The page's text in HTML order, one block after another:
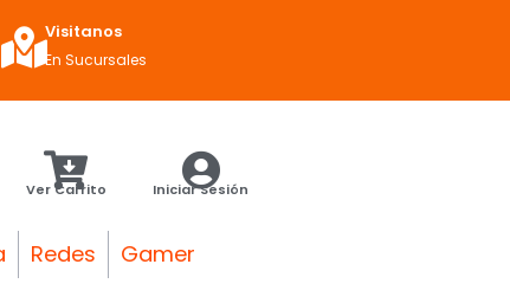
Visitanos
En Sucursales
Ver Carrito Iniciar Sesión
Redes Gamer